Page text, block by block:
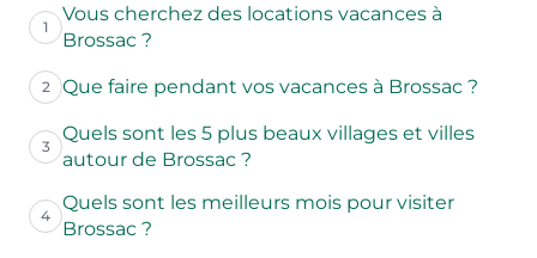
1
Vous cherchez des locations vacances à
Brossac ?
2 Que faire pendant vos vacances à Brossac ?
3
Quels sont les 5 plus beaux villages et villes
autour de Brossac ?
4
Quels sont les meilleurs mois pour visiter
Brossac ?